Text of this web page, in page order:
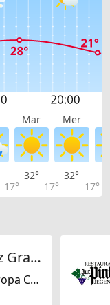
Mar Mer
17°
32°
17°
32°
17°
Landgasthof Kreuz Grafenried GmbH
Svizzera, Europeo, Europa Centrale